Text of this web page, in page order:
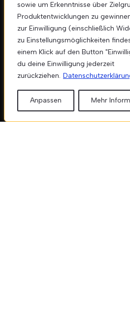
sowie um Erkenntnisse über
Produktentwicklungen zu
zur Einwilligung (einschließlich
zu Einstellungsmöglichkeiten
einem Klick auf den Button
du deine Einwilligung jederzeit
zurückziehen.
Anpassen Mehr
Unser
Standort
Nahe
Phone: